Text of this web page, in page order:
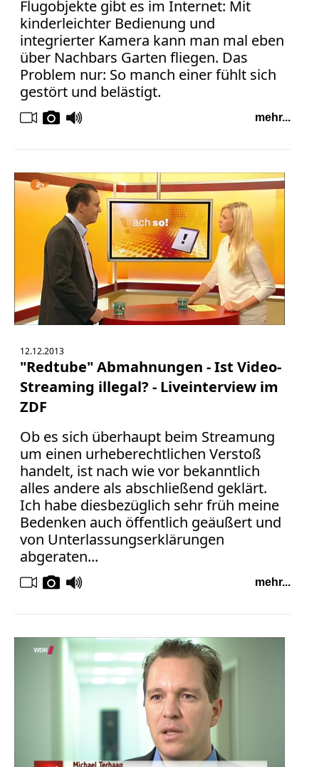
Flugobjekte gibt es im Internet: Mit
kinderleichter Bedienung und
integrierter Kamera kann man mal eben
über Nachbars Garten fliegen. Das
Problem nur: So manch einer fühlt sich
gestört und belästigt.
mehr...
12.12.2013
"Redtube" Abmahnungen - Ist Video-
Streaming illegal? - Liveinterview im
ZDF
Ob es sich überhaupt beim Streamung
um einen urheberechtlichen Verstoß
handelt, ist nach wie vor bekanntlich
alles andere als abschließend geklärt.
Ich habe diesbezüglich sehr früh meine
Bedenken auch öffentlich geäußert und
von Unterlassungserklärungen
abgeraten...
mehr...